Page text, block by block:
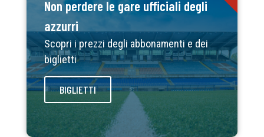
Non perdere le gare ufficiali degli
azzurri
Scopri i prezzi degli abbonamenti e dei
biglietti
BIGLIETTI